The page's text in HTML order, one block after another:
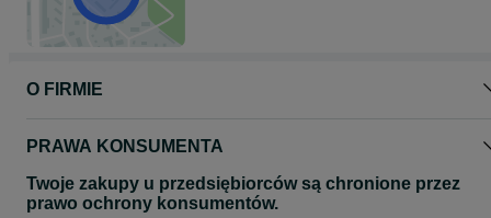
O FIRMIE
PRAWA KONSUMENTA
Twoje zakupy u przedsiębiorców są chronione przez
prawo ochrony konsumentów.